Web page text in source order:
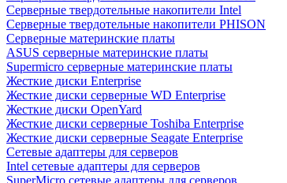
Cерверные твердотельные накопители Intel
Cерверные твердотельные накопители PHISON
Серверные материнские платы
ASUS серверные материнские платы
Supermicro серверные материнские платы
Жесткие диски Enterprise
Жесткие диски серверные WD Enterprise
Жесткие диски OpenYard
Жесткие диски серверные Toshiba Enterprise
Жесткие диски серверные Seagate Enterprise
Сетевые адаптеры для серверов
Intel сетевые адаптеры для серверов
SuperMicro сетевые адаптеры для серверов